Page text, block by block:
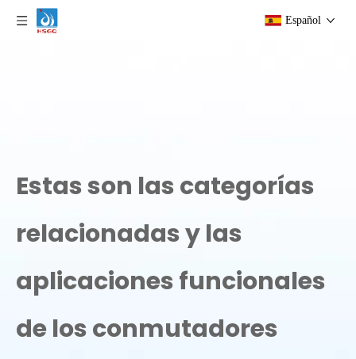
Español
Estas son las categorías
relacionadas y las
aplicaciones funcionales
de los conmutadores